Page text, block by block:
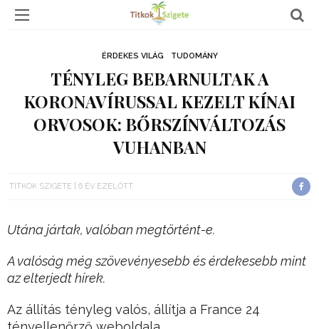
ÉRDEKES VILÁG TUDOMÁNY
TÉNYLEG BEBARNULTAK A
KORONAVÍRUSSAL KEZELT KÍNAI
ORVOSOK: BŐRSZÍNVÁLTOZÁS
VUHANBAN
TITKOK SZIGETE 6 ÉV EZELŐTT
Utána jártak, valóban megtörtént-e.
A valóság még szövevényesebb és érdekesebb mint
az elterjedt hírek.
Az állítás tényleg valós, állítja a France 24